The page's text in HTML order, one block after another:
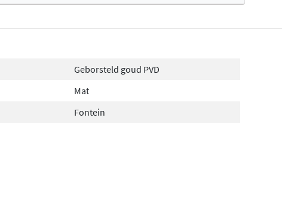
Offertes ophalen...
Geborsteld goud PVD
Mat
Fontein